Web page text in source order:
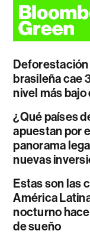
Deforestación
brasileña cae
nivel más
¿Qué países
apuestan por
panorama
nuevas
Estas son las
América
nocturno
de sueño